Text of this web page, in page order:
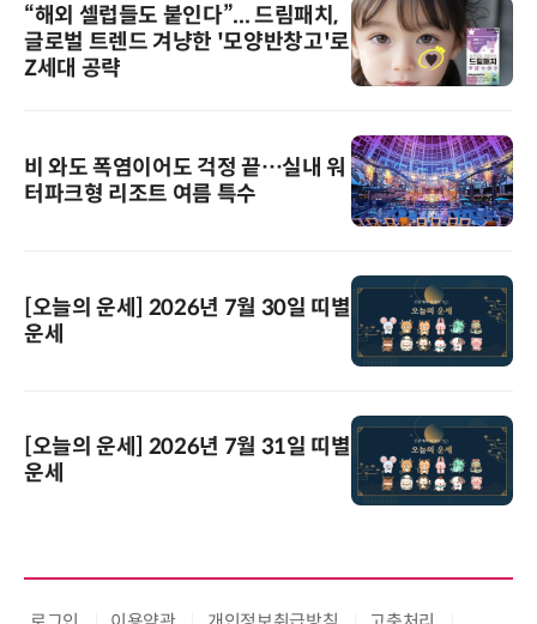
“해외 셀럽들도 붙인다”... 드림패치,
글로벌 트렌드 겨냥한 '모양반창고'로
Z세대 공략
비 와도 폭염이어도 걱정 끝…실내 워
터파크형 리조트 여름 특수
[오늘의 운세] 2026년 7월 30일 띠별
운세
[오늘의 운세] 2026년 7월 31일 띠별
운세